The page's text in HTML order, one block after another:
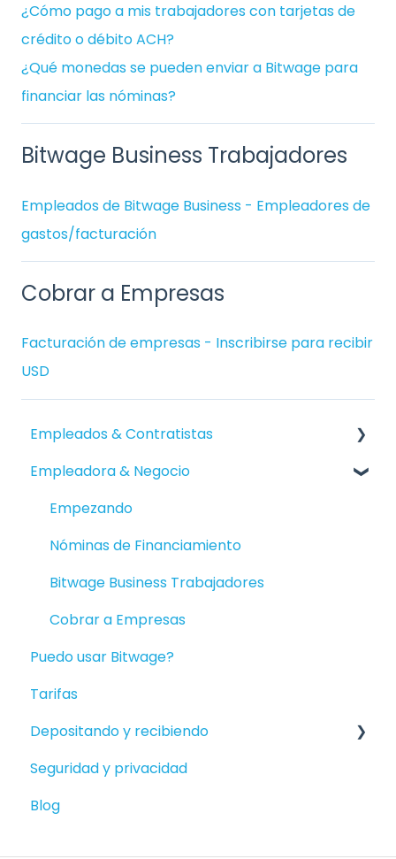
¿Cómo pago a mis trabajadores con tarjetas de
crédito o débito ACH?
¿Qué monedas se pueden enviar a Bitwage para
financiar las nóminas?
Bitwage Business Trabajadores
Empleados de Bitwage Business - Empleadores de
gastos/facturación
Cobrar a Empresas
Facturación de empresas - Inscribirse para recibir
USD
Empleados & Contratistas
Empezando
Ser pagado
Mantenimiento de la cuenta
Informes
Productos disponibles
Facturas/Clientes
Bank Accounts and Crypto Wallets
Reclamos
Empleadora & Negocio
Empezando
Nóminas de Financiamiento
Bitwage Business Trabajadores
Cobrar a Empresas
Puedo usar Bitwage?
Tarifas
Depositando y recibiendo
Depositar en su Crypto Wallet
Depositar en Monedas Locales
Seguridad y privacidad
Blog